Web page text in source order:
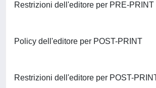
Restrizioni dell'editore per PRE-PRINT
Policy dell'editore per POST-PRINT
Restrizioni dell'editore per POST-